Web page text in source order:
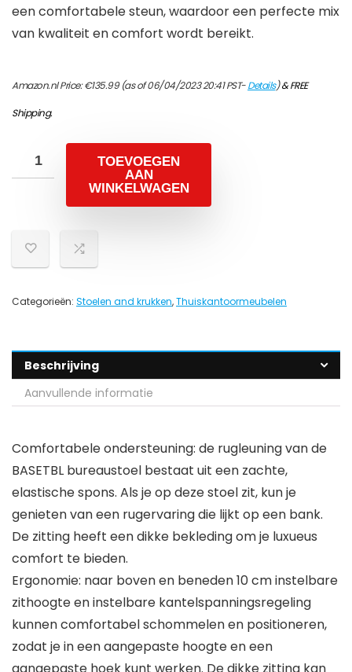
een comfortabele steun, waardoor een perfecte mix
van kwaliteit en comfort wordt bereikt.
Amazon.nl Price:€135.99(as of 06/04/2023 20:41 PST-Details)&FREE
Shipping.
TOEVOEGEN
AAN
WINKELWAGEN
Categorieën: Stoelen and krukken,Thuiskantoormeubelen
Beschrijving
Aanvullende informatie
Comfortabele ondersteuning: de rugleuning van de
BASETBL bureaustoel bestaat uit een zachte,
elastische spons. Als je op deze stoel zit, kun je
genieten van een rugervaring die lijkt op een bank.
De zitting heeft een dikke bekleding om je luxueus
comfort te bieden.
Ergonomie: naar boven en beneden 10 cm instelbare
zithoogte en instelbare kantelspanningsregeling
kunnen comfortabel schommelen en positioneren,
zodat je in een aangepaste hoogte en een